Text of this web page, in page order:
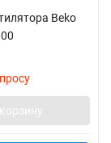
Beko